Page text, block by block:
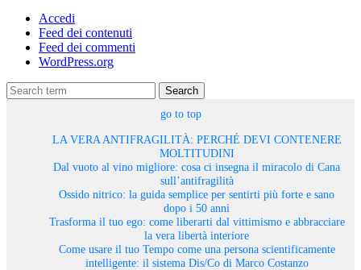
Accedi
Feed dei contenuti
Feed dei commenti
WordPress.org
Search
go to top
LA VERA ANTIFRAGILITÀ: PERCHÉ DEVI CONTENERE
MOLTITUDINI
Dal vuoto al vino migliore: cosa ci insegna il miracolo di Cana
sull’antifragilità
Ossido nitrico: la guida semplice per sentirti più forte e sano
dopo i 50 anni
Trasforma il tuo ego: come liberarti dal vittimismo e abbracciare
la vera libertà interiore
Come usare il tuo Tempo come una persona scientificamente
intelligente: il sistema Dis/Co di Marco Costanzo